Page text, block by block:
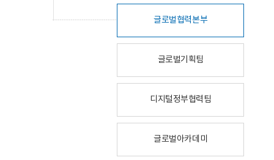
글로벌협력본부
글로벌기획팀
디지털정부협력팀
글로벌아카데미